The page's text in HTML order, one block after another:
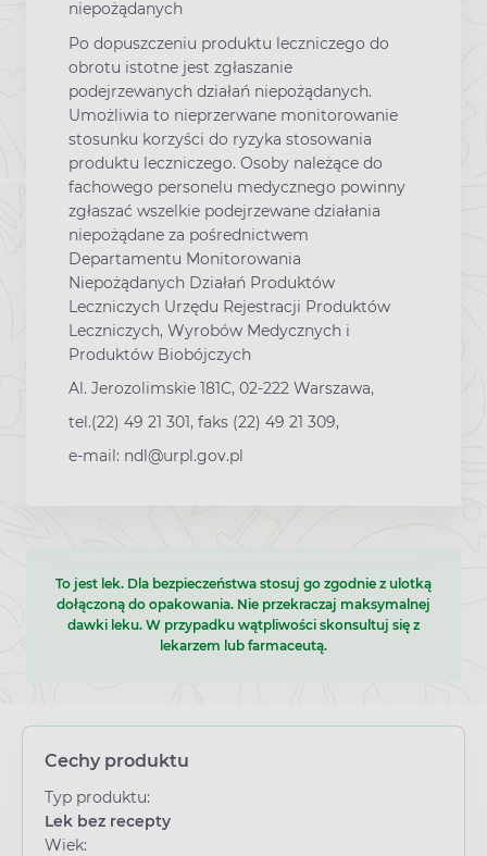
niepożądanych
Po dopuszczeniu produktu leczniczego do
obrotu istotne jest zgłaszanie
podejrzewanych działań niepożądanych.
Umożliwia to nieprzerwane monitorowanie
stosunku korzyści do ryzyka stosowania
produktu leczniczego. Osoby należące do
fachowego personelu medycznego powinny
zgłaszać wszelkie podejrzewane działania
niepożądane za pośrednictwem
Departamentu Monitorowania
Niepożądanych Działań Produktów
Leczniczych Urzędu Rejestracji Produktów
Leczniczych, Wyrobów Medycznych i
Produktów Biobójczych
Al. Jerozolimskie 181C, 02-222 Warszawa,
tel.(22) 49 21 301, faks (22) 49 21 309,
e-mail: ndl@urpl.gov.pl
To jest lek. Dla bezpieczeństwa stosuj go zgodnie z ulotką
dołączoną do opakowania. Nie przekraczaj maksymalnej
dawki leku. W przypadku wątpliwości skonsultuj się z
lekarzem lub farmaceutą.
Cechy produktu
Typ produktu:
Lek bez recepty
Wiek: